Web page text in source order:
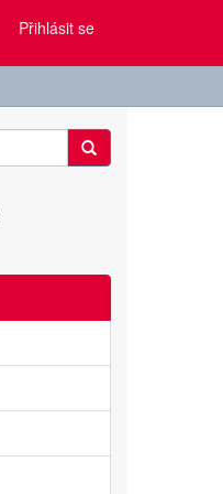
Přihlásit se